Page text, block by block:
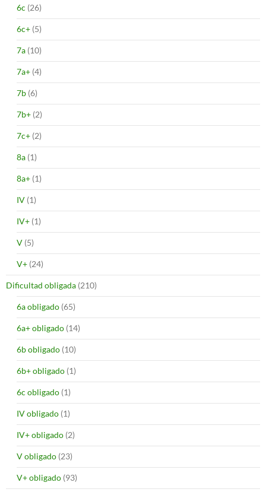
6c (26)
6c+ (5)
7a (10)
7a+ (4)
7b (6)
7b+ (2)
7c+ (2)
8a (1)
8a+ (1)
IV (1)
IV+ (1)
V (5)
V+ (24)
Dificultad obligada (210)
6a obligado (65)
6a+ obligado (14)
6b obligado (10)
6b+ obligado (1)
6c obligado (1)
IV obligado (1)
IV+ obligado (2)
V obligado (23)
V+ obligado (93)